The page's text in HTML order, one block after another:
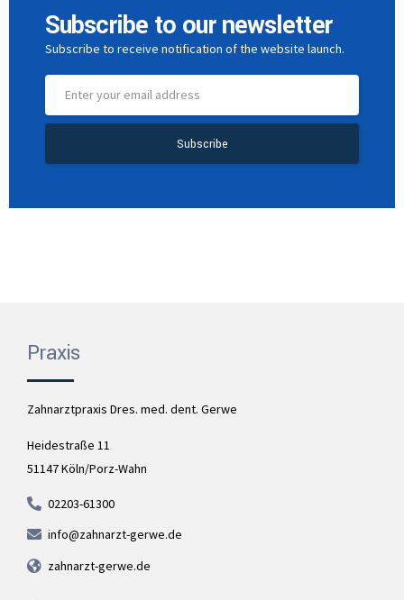
Subscribe to our newsletter
Subscribe to receive notification of the website launch.
Praxis
Zahnarztpraxis Dres. med. dent. Gerwe
Heidestraße 11
51147 Köln/Porz-Wahn
02203-61300
info@zahnarzt-gerwe.de
zahnarzt-gerwe.de